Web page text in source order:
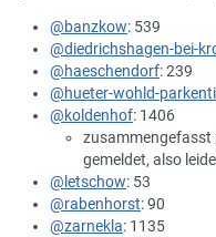
@banzkow: 539
@diedrichshagen-bei-
@haeschendorf: 239
@hueter-wohld-
@koldenhof: 1406
zusammengefasst
gemeldet, also
@letschow: 53
@rabenhorst: 90
@zarnekla: 1135